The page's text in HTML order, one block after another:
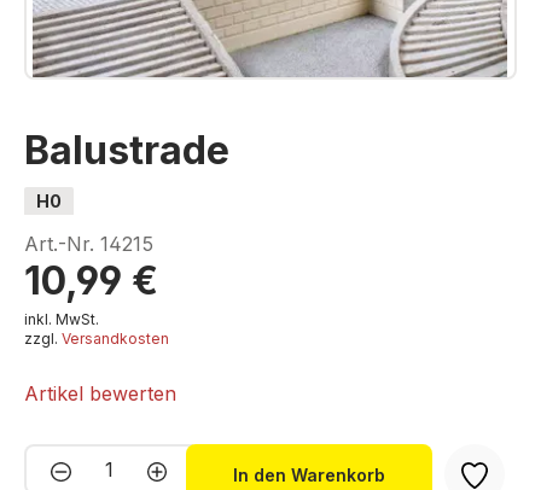
Balustrade
H0
Art.-Nr. 14215
10,99 €
inkl. MwSt.
zzgl. Versandkosten
Artikel bewerten
Produkt Anzahl: Gib den
In den Warenkorb